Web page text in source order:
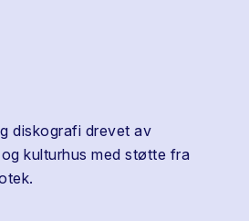
diskografi drevet av
kulturhus med støtte fra